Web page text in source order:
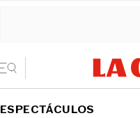
ESPECTÁCULOS